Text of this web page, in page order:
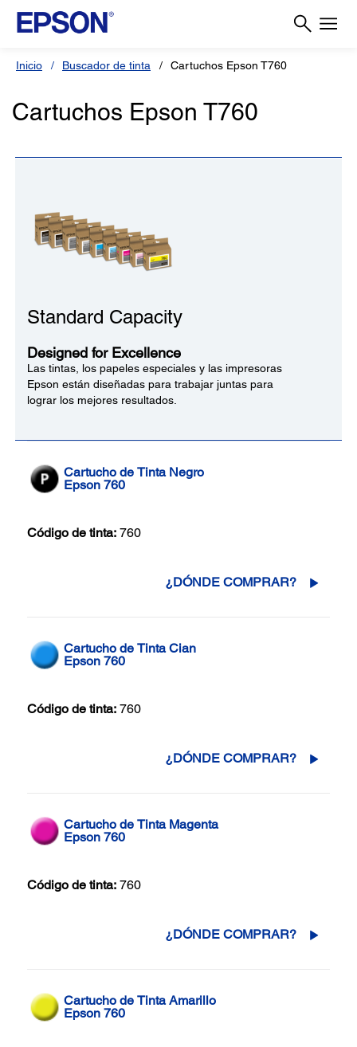
Inicio Buscador de tinta Cartuchos Epson T760
Cartuchos Epson T760
Standard Capacity
Designed for Excellence
Las tintas, los papeles especiales y las impresoras
Epson están diseñadas para trabajar juntas para
lograr los mejores resultados.
Cartucho de Tinta Negro
Epson 760
Código de tinta: 760
¿DÓNDE COMPRAR?
Cartucho de Tinta Cian
Epson 760
Código de tinta: 760
¿DÓNDE COMPRAR?
Cartucho de Tinta Magenta
Epson 760
Código de tinta: 760
¿DÓNDE COMPRAR?
Cartucho de Tinta Amarillo
Epson 760